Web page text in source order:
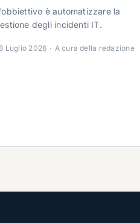
è automatizzare la
degli incidenti IT.
Luglio 2026 · A cura della redazione